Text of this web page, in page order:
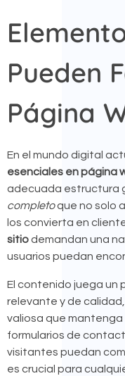
Pueden
Página
En el mundo digital
esenciales en página
adecuada estructura
completoque no solo
los convierta en
sitiodemandan una
usuarios puedan
El contenido juega un
relevante y de
valiosa que mantenga
formularios de
visitantes puedan
es crucial para